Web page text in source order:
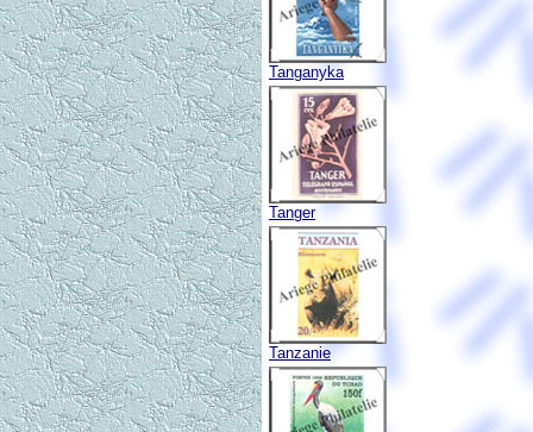
Tanganyka
Tanger
Tanzanie